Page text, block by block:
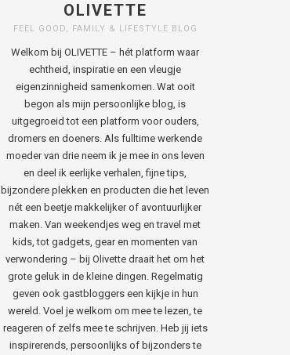
OLIVETTE
FEEL GOOD, FAMILY & LIFESTYLE BLOG
Welkom bij OLIVETTE – hét platform waar
echtheid, inspiratie en een vleugje
eigenzinnigheid samenkomen. Wat ooit
begon als mijn persoonlijke blog, is
uitgegroeid tot een platform voor ouders,
dromers en doeners. Als fulltime werkende
moeder van drie neem ik je mee in ons leven
en deel ik eerlijke verhalen, fijne tips,
bijzondere plekken en producten die het leven
nét een beetje makkelijker of avontuurlijker
maken. Van weekendjes weg en travel met
kids, tot gadgets, gear en momenten van
verwondering – bij Olivette draait het om het
grote geluk in de kleine dingen. Regelmatig
geven ook gastbloggers een kijkje in hun
wereld. Voel je welkom om mee te lezen, te
reageren of zelfs mee te schrijven. Heb jij iets
inspirerends, persoonlijks of bijzonders te